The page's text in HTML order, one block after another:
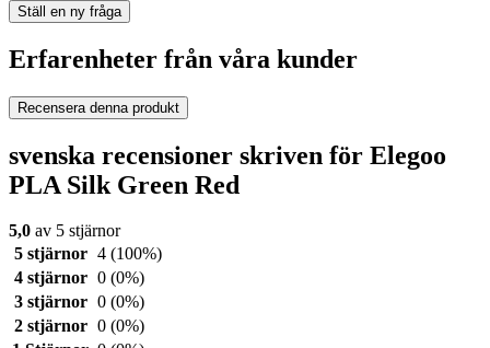
Ställ en ny fråga
Erfarenheter från våra kunder
Recensera denna produkt
svenska recensioner skriven för Elegoo
PLA Silk Green Red
5,0 av 5 stjärnor
5 stjärnor 4 (100%)
4 stjärnor 0 (0%)
3 stjärnor 0 (0%)
2 stjärnor 0 (0%)